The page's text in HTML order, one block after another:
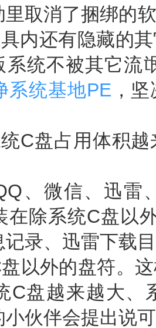
取消了捆绑的
内还有隐藏的
系统不被其它流
系统基地PE ，
C盘占用体积
微信、迅雷
在除系统C盘以
录、迅雷下载
以外的盘符。
C盘越来越大、
小伙伴会提出说